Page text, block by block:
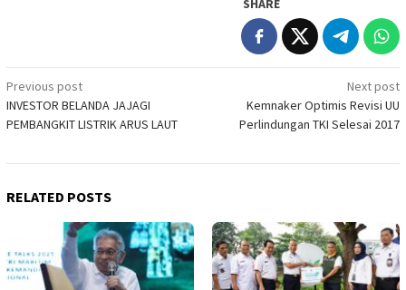
SHARE
Post
navigation
Previous post
INVESTOR BELANDA JAJAGI
PEMBANGKIT LISTRIK ARUS LAUT
Next post
Kemnaker Optimis Revisi UU
Perlindungan TKI Selesai 2017
RELATED POSTS